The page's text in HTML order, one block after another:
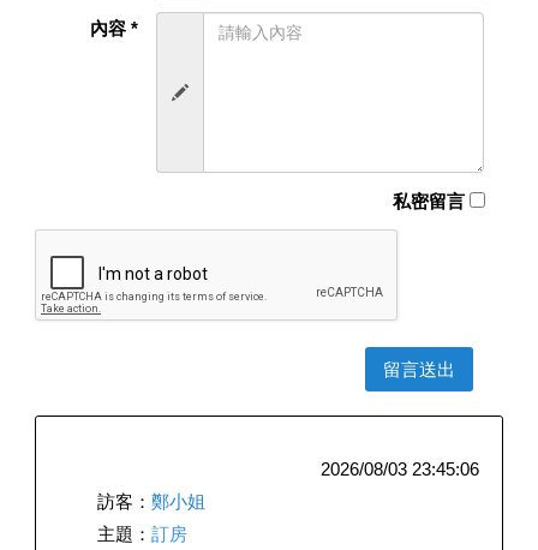
內容 *
私密留言
2026/08/03 23:45:06
訪客： 鄭小姐
主題： 訂房